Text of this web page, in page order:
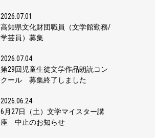
2026.07.01
高知県文化財団職員（文学館勤務/
学芸員）募集
2026.07.04
第29回児童生徒文学作品朗読コン
クール 募集終了しました
2026.06.24
6月27日（土）文学マイスター講
座 中止のお知らせ